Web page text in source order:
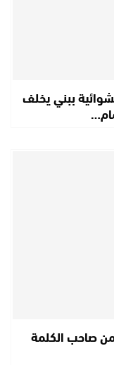
ببني يخلف
صاحب الكلمة